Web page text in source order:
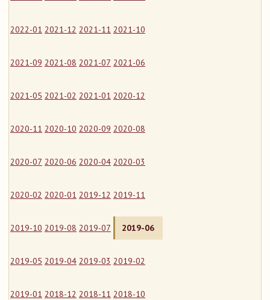
2022-01 2021-12 2021-11 2021-10
2021-09 2021-08 2021-07 2021-06
2021-05 2021-02 2021-01 2020-12
2020-11 2020-10 2020-09 2020-08
2020-07 2020-06 2020-04 2020-03
2020-02 2020-01 2019-12 2019-11
2019-10 2019-08 2019-07 2019-06
2019-05 2019-04 2019-03 2019-02
2019-01 2018-12 2018-11 2018-10